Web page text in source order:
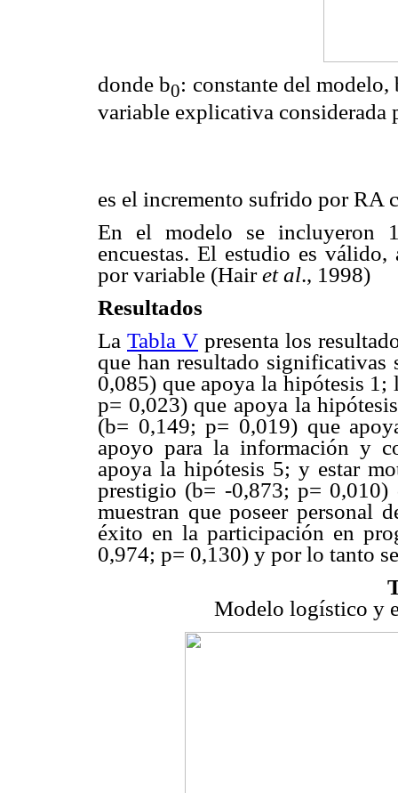
donde b0: constante del modelo,
variable explicativa considerada
es el incremento sufrido por RA
En el modelo se incluyeron
encuestas. El estudio es
por variable (Hairet al., 1998)
Resultados
La Tabla V presenta los
que han resultado
0,085) que apoya la hipótesis
p= 0,023) que apoya la
(b= 0,149; p= 0,019) que
apoyo para la información y
apoya la hipótesis 5; y estar
prestigio (b= -0,873; p= 0,010)
muestran que poseer personal
éxito en la participación en
0,974; p= 0,130) y por lo tanto
Modelo logístico y